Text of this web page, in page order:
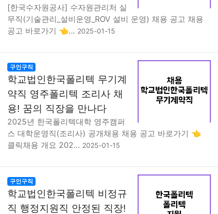
[한국수자원공사] 수자원관리처 실
무직(기술관리_설비운영_ROV 설비 운영) 채용 공고 채용
공고 바로가기 👈… 2025-01-15
구인구직
학교법인한국폴리텍 무기계
약직 영주폴리텍 조리사 채
용! 꿈의 직장을 만나다
2025년 한국폴리텍대학 영주캠퍼
스 대학운영직(조리사) 공개채용 채용 공고 바로가기 👈
클릭채용 개요 202… 2025-01-15
구인구직
학교법인한국폴리텍 비정규
직 행정지원직 안정된 직장!